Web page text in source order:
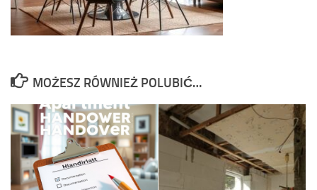
MOŻESZ RÓWNIEŻ POLUBIĆ…